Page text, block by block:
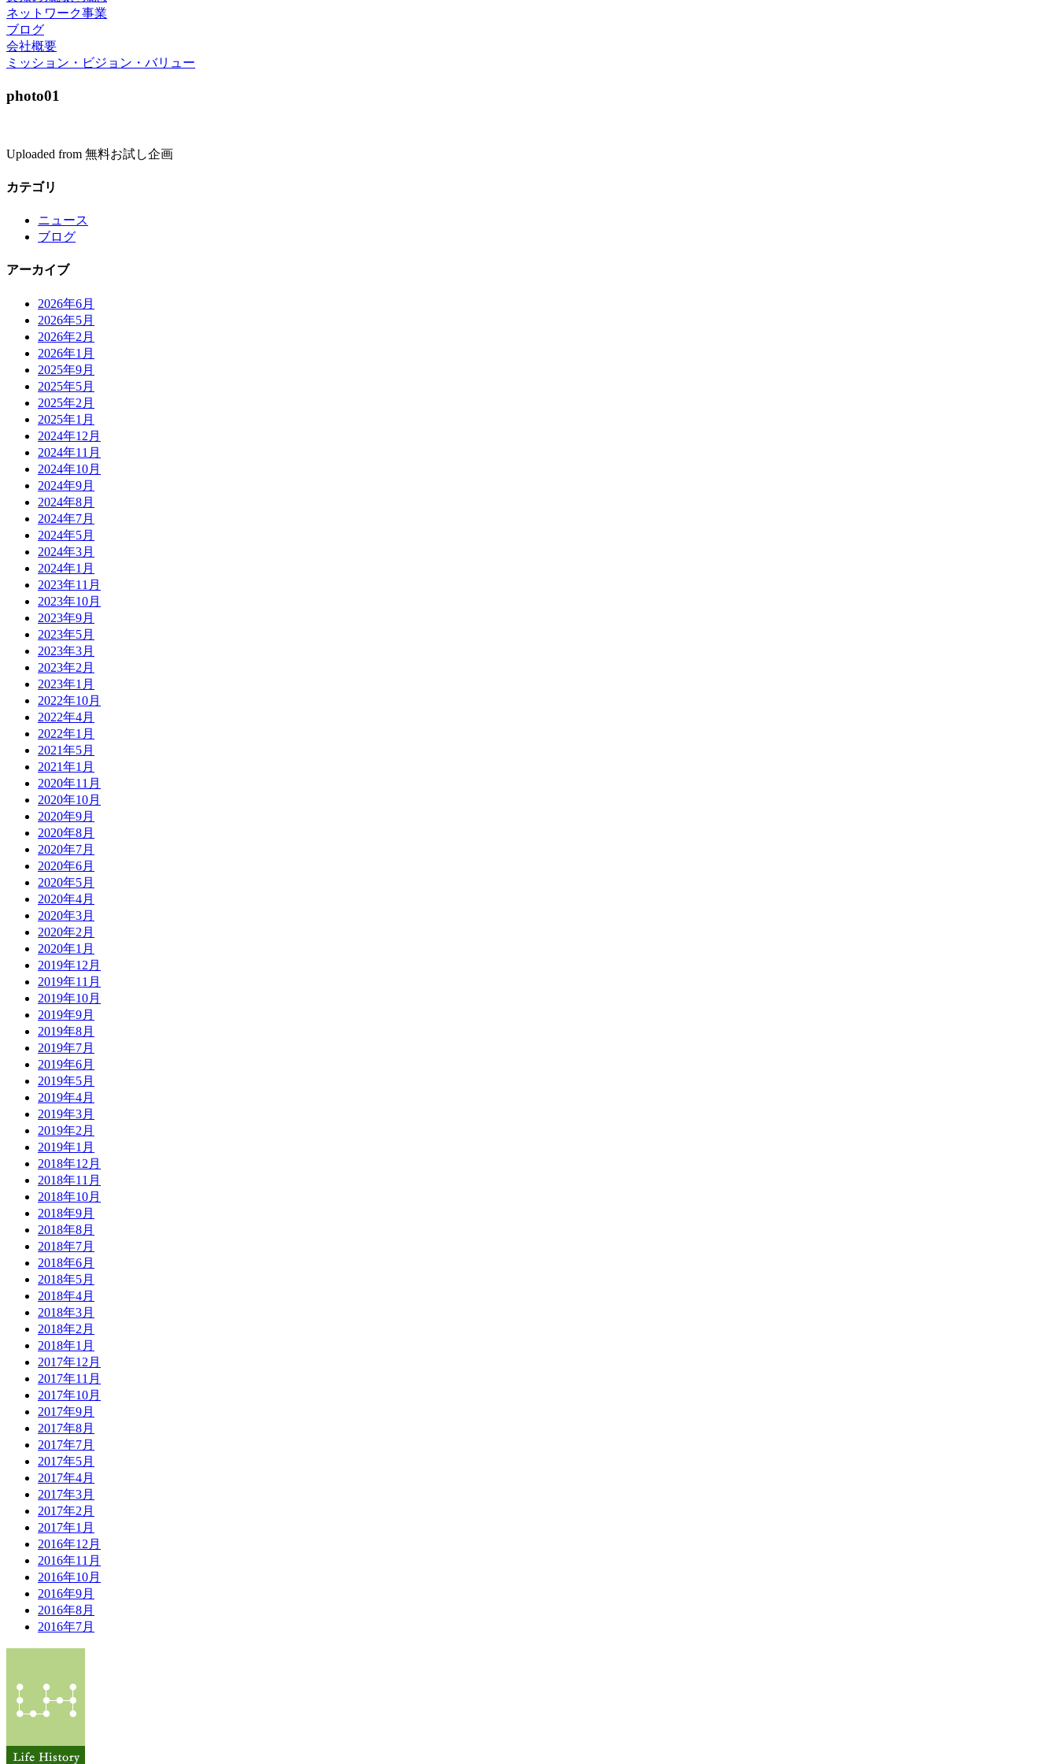
ネットワーク事業
ブログ
会社概要
ミッション・ビジョン・バリュー
photo01
Uploaded from 無料お試し企画
カテゴリ
ニュース
ブログ
アーカイブ
2026年6月
2026年5月
2026年2月
2026年1月
2025年9月
2025年5月
2025年2月
2025年1月
2024年12月
2024年11月
2024年10月
2024年9月
2024年8月
2024年7月
2024年5月
2024年3月
2024年1月
2023年11月
2023年10月
2023年9月
2023年5月
2023年3月
2023年2月
2023年1月
2022年10月
2022年4月
2022年1月
2021年5月
2021年1月
2020年11月
2020年10月
2020年9月
2020年8月
2020年7月
2020年6月
2020年5月
2020年4月
2020年3月
2020年2月
2020年1月
2019年12月
2019年11月
2019年10月
2019年9月
2019年8月
2019年7月
2019年6月
2019年5月
2019年4月
2019年3月
2019年2月
2019年1月
2018年12月
2018年11月
2018年10月
2018年9月
2018年8月
2018年7月
2018年6月
2018年5月
2018年4月
2018年3月
2018年2月
2018年1月
2017年12月
2017年11月
2017年10月
2017年9月
2017年8月
2017年7月
2017年5月
2017年4月
2017年3月
2017年2月
2017年1月
2016年12月
2016年11月
2016年10月
2016年9月
2016年8月
2016年7月